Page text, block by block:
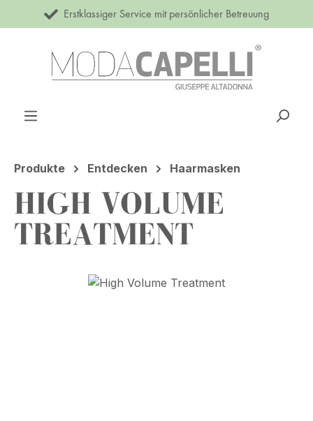
Zum Hauptinhalt springen
Erstklassiger Service mit persönlicher Betreuung
Produkte Entdecken Haarmasken
HIGH VOLUME
TREATMENT
Bildergalerie überspringen